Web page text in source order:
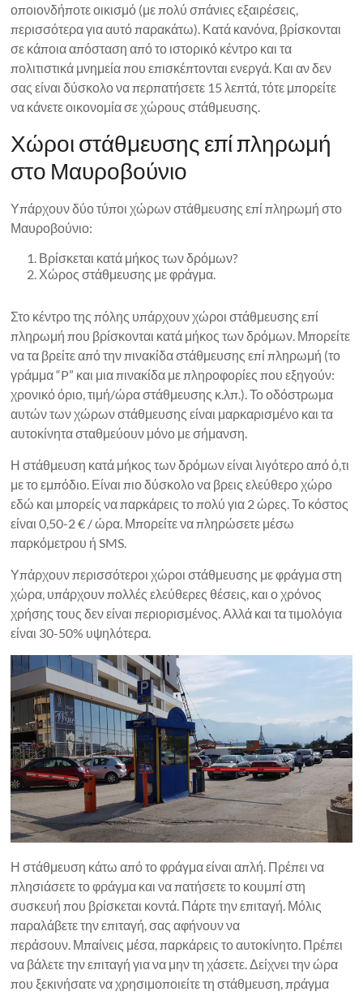
οποιονδήποτε οικισμό (με πολύ σπάνιες εξαιρέσεις,
περισσότερα για αυτό παρακάτω). Κατά κανόνα, βρίσκονται
σε κάποια απόσταση από το ιστορικό κέντρο και τα
πολιτιστικά μνημεία που επισκέπτονται ενεργά. Και αν δεν
σας είναι δύσκολο να περπατήσετε 15 λεπτά, τότε μπορείτε
να κάνετε οικονομία σε χώρους στάθμευσης.
Χώροι στάθμευσης επί πληρωμή
στο Μαυροβούνιο
Υπάρχουν δύο τύποι χώρων στάθμευσης επί πληρωμή στο
Μαυροβούνιο:
Βρίσκεται κατά μήκος των δρόμων?
Χώρος στάθμευσης με φράγμα.
Στο κέντρο της πόλης υπάρχουν χώροι στάθμευσης επί
πληρωμή που βρίσκονται κατά μήκος των δρόμων. Μπορείτε
να τα βρείτε από την πινακίδα στάθμευσης επί πληρωμή (το
γράμμα “P” και μια πινακίδα με πληροφορίες που εξηγούν:
χρονικό όριο, τιμή/ώρα στάθμευσης κ.λπ.). Το οδόστρωμα
αυτών των χώρων στάθμευσης είναι μαρκαρισμένο και τα
αυτοκίνητα σταθμεύουν μόνο με σήμανση.
Η στάθμευση κατά μήκος των δρόμων είναι λιγότερο από ό,τι
με το εμπόδιο. Είναι πιο δύσκολο να βρεις ελεύθερο χώρο
εδώ και μπορείς να παρκάρεις το πολύ για 2 ώρες. Το κόστος
είναι 0,50-2 € / ώρα. Μπορείτε να πληρώσετε μέσω
παρκόμετρου ή SMS.
Υπάρχουν περισσότεροι χώροι στάθμευσης με φράγμα στη
χώρα, υπάρχουν πολλές ελεύθερες θέσεις, και ο χρόνος
χρήσης τους δεν είναι περιορισμένος. Αλλά και τα τιμολόγια
είναι 30-50% υψηλότερα.
Η στάθμευση κάτω από το φράγμα είναι απλή. Πρέπει να
πλησιάσετε το φράγμα και να πατήσετε το κουμπί στη
συσκευή που βρίσκεται κοντά. Πάρτε την επιταγή. Μόλις
παραλάβετε την επιταγή, σας αφήνουν να
περάσουν. Μπαίνεις μέσα, παρκάρεις το αυτοκίνητο. Πρέπει
να βάλετε την επιταγή για να μην τη χάσετε. Δείχνει την ώρα
που ξεκινήσατε να χρησιμοποιείτε τη στάθμευση, πράγμα